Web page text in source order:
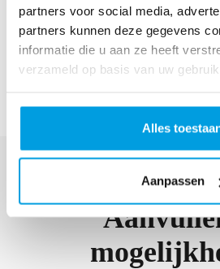
partners voor social media,
partners kunnen deze gegevens
informatie die u aan ze heeft
verzameld op basis van uw
Alles
Aanpassen